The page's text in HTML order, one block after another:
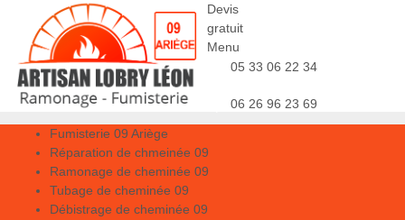
Devis
gratuit
Menu
05 33 06 22 34
06 26 96 23 69
Fumisterie 09 Ariège
Réparation de chmeinée 09
Ramonage de cheminée 09
Tubage de cheminée 09
Débistrage de cheminée 09